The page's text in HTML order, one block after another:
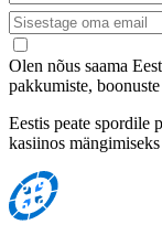
Olen nõus saama
pakkumiste,
Eestis peate spordile
kasiinos